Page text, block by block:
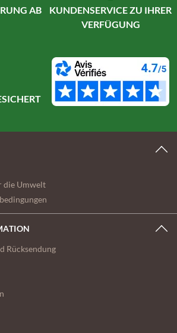
AB
KUNDENSERVICE ZU IHRER
VERFÜGUNG
die Umwelt
Rücksendung